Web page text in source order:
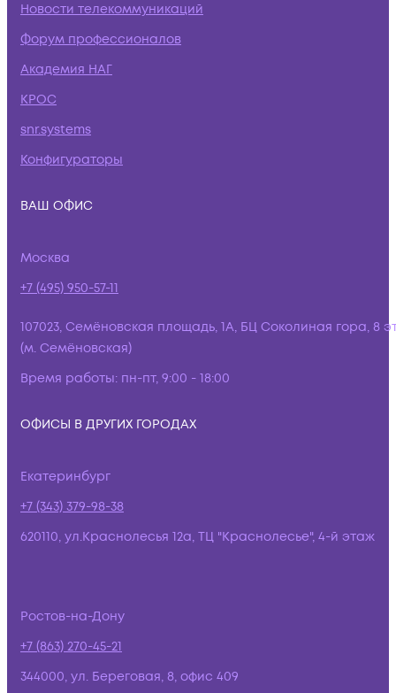
Новости телекоммуникаций
Форум профессионалов
Академия НАГ
КРОС
snr.systems
Конфигураторы
ВАШ ОФИС
Москва
+7 (495) 950-57-11
107023, Семёновская площадь, 1А, БЦ Соколиная гора, 8
(м. Семёновская)
Время работы: пн-пт, 9:00 - 18:00
ОФИСЫ В ДРУГИХ ГОРОДАХ
Екатеринбург
+7 (343) 379-98-38
620110, ул.Краснолесья 12а, ТЦ "Краснолесье", 4-й этаж
Ростов-на-Дону
+7 (863) 270-45-21
344000, ул. Береговая, 8, офис 409